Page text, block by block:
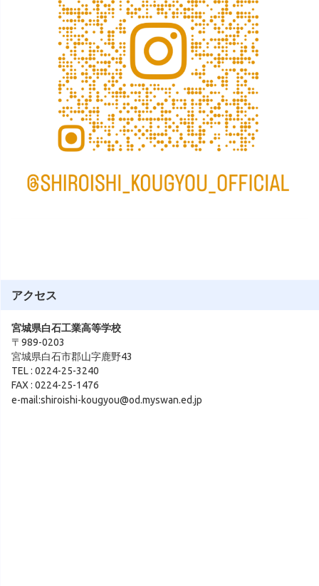
アクセス
宮城県白石工業高等学校
〒989-0203
宮城県白石市郡山字鹿野43
TEL : 0224-25-3240
FAX : 0224-25-1476
e-mail:shiroishi-kougyou@od.myswan.ed.jp